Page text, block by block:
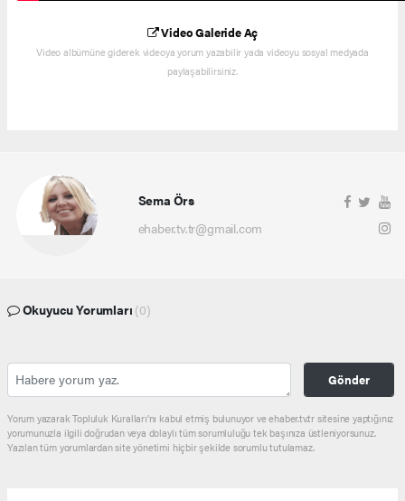
Video Galeride Aç
Video albümüne giderek videoya yorum yazabilir yada videoyu sosyal medyada
paylaşabilirsiniz.
Sema Örs
ehaber.tv.tr@gmail.com
Okuyucu Yorumları (0)
Gönder
Yorum yazarak Topluluk Kuralları’nı kabul etmiş bulunuyor ve ehaber.tv.tr sitesine yaptığınız
yorumunuzla ilgili doğrudan veya dolaylı tüm sorumluluğu tek başınıza üstleniyorsunuz.
Yazılan tüm yorumlardan site yönetimi hiçbir şekilde sorumlu tutulamaz.